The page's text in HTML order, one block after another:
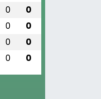
0 0
0 0
0 0
0 0